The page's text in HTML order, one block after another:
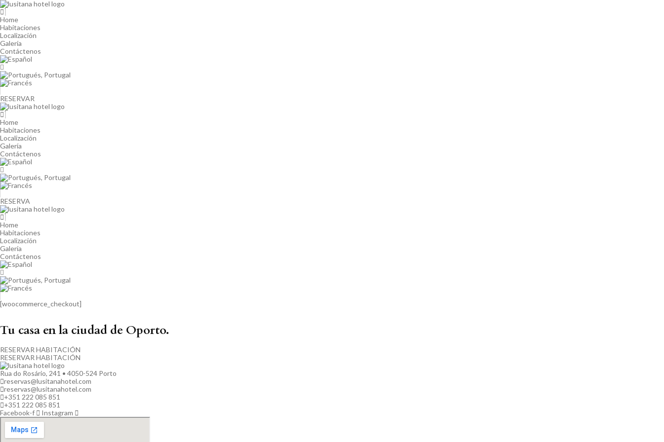
Skip
to
content
Home
Habitaciones
Localización
Galería
Contáctenos
RESERVAR
Home
Habitaciones
Localización
Galería
Contáctenos
RESERVA
Home
Habitaciones
Localización
Galería
Contáctenos
[woocommerce_checkout]
Tu casa en la ciudad de Oporto.
RESERVAR HABITACIÓN
RESERVAR HABITACIÓN
Rua do Rosário, 241 • 4050-524 Porto
reservas@lusitanahotel.com
reservas@lusitanahotel.com
+351 222 085 851
+351 222 085 851
Facebook-f
Instagram